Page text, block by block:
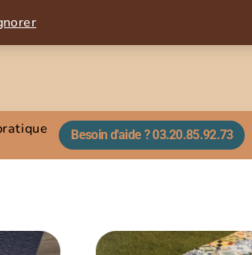
Besoin d'aide ? 03.20.85.92.73​